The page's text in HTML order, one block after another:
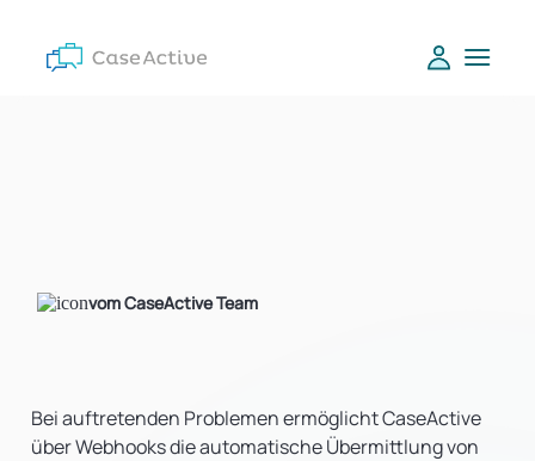
vom CaseActive Team
Bei auftretenden Problemen ermöglicht CaseActive
über Webhooks die automatische Übermittlung von